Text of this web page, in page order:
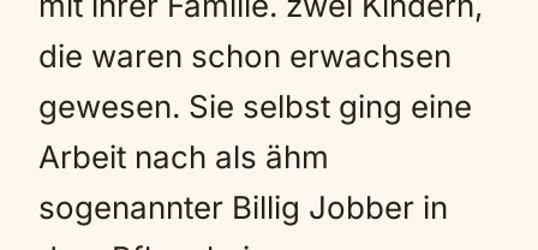
die waren schon erwachsen
gewesen. Sie selbst ging eine
Arbeit nach als ähm
sogenannter Billig Jobber in